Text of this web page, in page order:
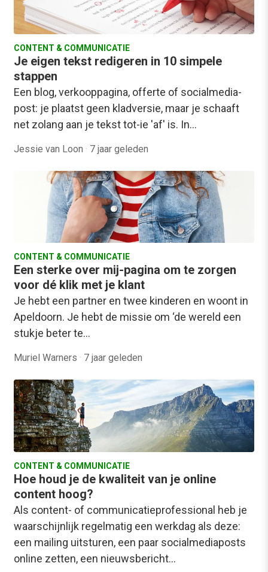
CONTENT & COMMUNICATIE
Je eigen tekst redigeren in 10 simpele
stappen
Een blog, verkooppagina, offerte of socialmedia-
post: je plaatst geen kladversie, maar je schaaft
net zolang aan je tekst tot-ie 'af' is. In…
Jessie van Loon · 7 jaar geleden
CONTENT & COMMUNICATIE
Een sterke over mij-pagina om te zorgen
voor dé klik met je klant
Je hebt een partner en twee kinderen en woont in
Apeldoorn. Je hebt de missie om ‘de wereld een
stukje beter te…
Muriel Warners · 7 jaar geleden
CONTENT & COMMUNICATIE
Hoe houd je de kwaliteit van je online
content hoog?
Als content- of communicatieprofessional heb je
waarschijnlijk regelmatig een werkdag als deze:
een mailing uitsturen, een paar socialmediaposts
online zetten, een nieuwsbericht…